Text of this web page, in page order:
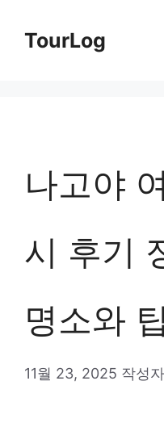
TourLog
나고야
시 후기
명소와 팁
11월 23, 2025 작성